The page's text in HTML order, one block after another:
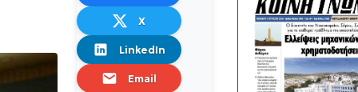
X
LinkedIn
Email